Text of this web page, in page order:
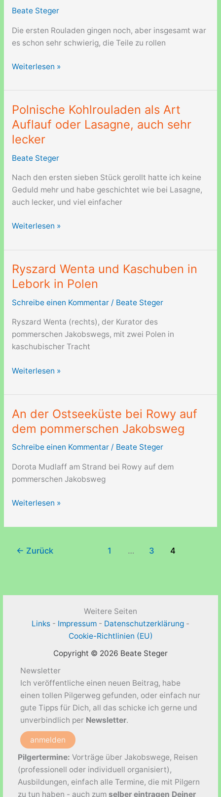
Beate Steger
Die ersten Rouladen gingen noch, aber insgesamt war
es schon sehr schwierig, die Teile zu rollen
Polnische
locker
vereint
in
der
Pfanne
Anbraten
Weiterlesen »
Polnische Kohlrouladen als Art
Auflauf oder Lasagne, auch sehr
lecker
Beate Steger
Nach den ersten sieben Stück gerollt hatte ich keine
Geduld mehr und habe geschichtet wie bei Lasagne,
auch lecker, und viel einfacher
Polnische
als
Art
Auflauf
oder
Lasagne,
sehr
lecker
Weiterlesen »
Ryszard Wenta und Kaschuben in
Lebork in Polen
Schreibe einen Kommentar / Beate Steger
Ryszard Wenta (rechts), der Kurator des
pommerschen Jakobswegs, mit zwei Polen in
kaschubischer Tracht
Ryszard
und
Kaschuben
in
Lebork
in
Weiterlesen »
An der Ostseeküste bei Rowy auf
dem pommerschen Jakobsweg
Schreibe einen Kommentar / Beate Steger
Dorota Mudlaff am Strand bei Rowy auf dem
pommerschen Jakobsweg
An
Ostseeküste
Rowy
Weiterlesen »
← Zurück 1 … 3 4
Weitere Seiten
Links - Impressum - Datenschutzerklärung -
Cookie-Richtlinien (EU)
Copyright © 2026 Beate Steger
Newsletter
Ich veröffentliche einen neuen Beitrag, habe
einen tollen Pilgerweg gefunden, oder einfach nur
gute Tipps für Dich, all das schicke ich gerne und
unverbindlich per Newsletter.
anmelden
Pilgertermine: Vorträge über Jakobswege, Reisen
(professionell oder individuell organisiert),
Ausbildungen, einfach alle Termine, die mit Pilgern
zu tun haben - auch zum selber eintragen Deiner